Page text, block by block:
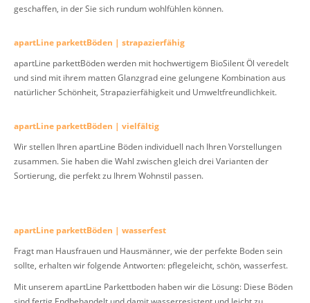
geschaffen, in der Sie sich rundum wohlfühlen können.
apartLine parkettBöden | strapazierfähig
apartLine parkettBöden werden mit hochwertigem BioSilent Öl veredelt
und sind mit ihrem matten Glanzgrad eine gelungene Kombination aus
natürlicher Schönheit, Strapazierfähigkeit und Umweltfreundlichkeit.
apartLine parkettBöden | vielfältig
Wir stellen Ihren apartLine Böden individuell nach Ihren Vorstellungen
zusammen. Sie haben die Wahl zwischen gleich drei Varianten der
Sortierung, die perfekt zu Ihrem Wohnstil passen.
apartLine parkettBöden | wasserfest
Fragt man Hausfrauen und Hausmänner, wie der perfekte Boden sein
sollte, erhalten wir folgende Antworten: pflegeleicht, schön, wasserfest.
Mit unserem apartLine Parkettboden haben wir die Lösung: Diese Böden